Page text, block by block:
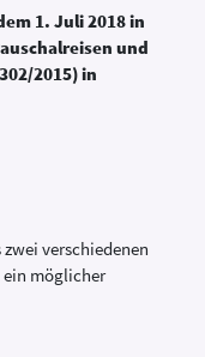
1. Juli 2018 in
und
2015) in
verschiedenen
ein möglicher